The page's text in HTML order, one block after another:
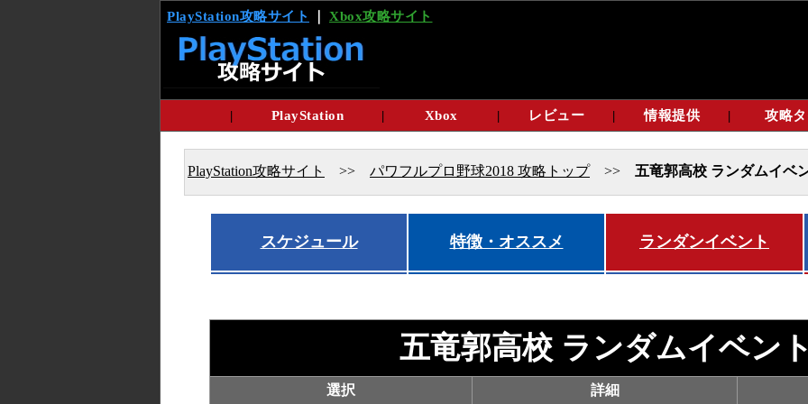
PlayStation攻略サイト ｜ Xbox攻略サイト
| PlayStation | Xbox | レビュー | 情報提供 | 攻略
PlayStation攻略サイト >> パワフルプロ野球2018 攻略トップ>> 五竜郭高校 ランダムイベ
スケジュール 特徴・オススメ ランダンイベント
五竜郭高校 ランダムイベン
選択 詳細